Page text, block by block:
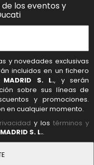
los eventos y
y novedades exclusivas
incluidos en un fichero
MADRID S. L., y serán
sobre sus líneas de
y promociones.
en cualquier momento.
y lostérminos y
S. L..